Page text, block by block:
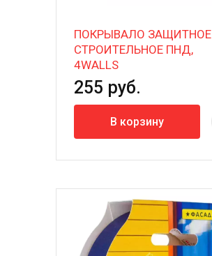
ПОКРЫВАЛО ЗАЩИТНОЕ
СТРОИТЕЛЬНОЕ ПНД,
4WALLS
255 руб.
В корзину